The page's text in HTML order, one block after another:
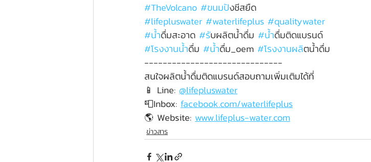
#TheVolcano #ขนมปังชีสยืด
#lifepluswater #waterlifeplus #qualitywater
#น้ำดื่มสะอาด #รับผลิตน้ำดื่ม #น้ำดื่มติดแบรนด์
#โรงงานน้ำดื่ม #น้ำดื่ม_oem #โรงงานผลิตน้ำดื่ม
------------------------------
สนใจผลิตน้ำดื่มติดแบรนด์สอบถามเพิ่มเติมได้ที่
📱 Line: @lifepluswater
📮Inbox: facebook.com/waterlifeplus
🌎 Website: www.lifeplus-water.com
ข่าวสาร